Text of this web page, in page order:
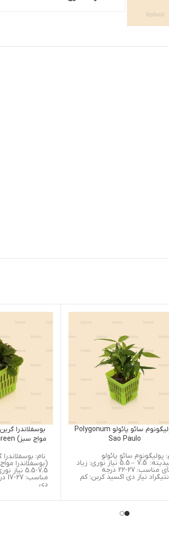
پولیگونوم سائو پائولو Polygonum
7.5 – 5.5 نیاز نوری: زیاد
27-22 درجه
کربن: کم
بوسفلاندرا گرین ویوی (بوسفلاندرا
مواج سبز) Bucephalandra Green
نام: بوسفلاندرا گرین ویوی
(بوسفلاندرا مواج سبز) اسیدیته:
7.5-5.5 نیاز نوری: کم دمای
مناسب: 27-17 درجه سانتیگراد نیاز